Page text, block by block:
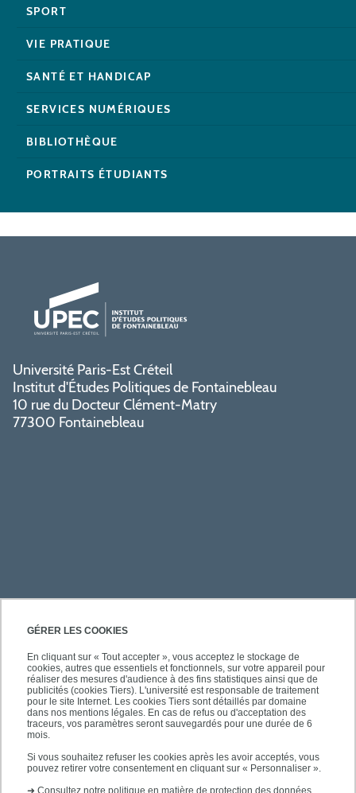
GÉRER LES COOKIES
En cliquant sur « Tout accepter », vous acceptez le stockage de
cookies, autres que essentiels et fonctionnels, sur votre appareil pour
réaliser des mesures d'audience à des fins statistiques ainsi que de
publicités (cookies Tiers). L'université est responsable de traitement
pour le site Internet. Les cookies Tiers sont détaillés par domaine
dans nos mentions légales. En cas de refus ou d'acceptation des
traceurs, vos paramètres seront sauvegardés pour une durée de 6
mois.
Si vous souhaitez refuser les cookies après les avoir acceptés, vous
pouvez retirer votre consentement en cliquant sur « Personnaliser ».
SPORT
VIE PRATIQUE
SANTÉ ET HANDICAP
SERVICES NUMÉRIQUES
BIBLIOTHÈQUE
PORTRAITS ÉTUDIANTS
Université Paris-Est Créteil
Institut d'Études Politiques de Fontainebleau
10 rue du Docteur Clément-Matry
77300 Fontainebleau
PRATIQUE
ACCÈS RAPIDES
SUIVEZ-NOUS